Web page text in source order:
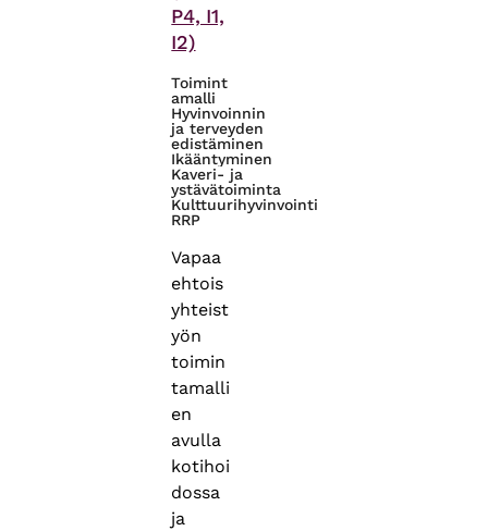
P4, I1,
I2)
Toimint
amalli
Hyvinvoinnin
ja terveyden
edistäminen
Ikääntyminen
Kaveri- ja
ystävätoiminta
Kulttuurihyvinvointi
RRP
Vapaa
ehtois
yhteist
yön
toimin
tamalli
en
avulla
kotihoi
dossa
ja